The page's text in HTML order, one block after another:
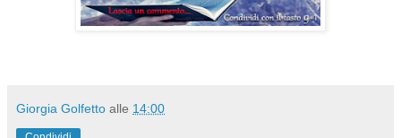
Giorgia Golfetto alle 14:00